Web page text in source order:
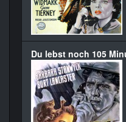
Du lebst noch 105